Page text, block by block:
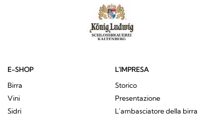
E-SHOP
Birra
Vini
Sidri
L'IMPRESA
Storico
Presentazione
L'ambasciatore della birra